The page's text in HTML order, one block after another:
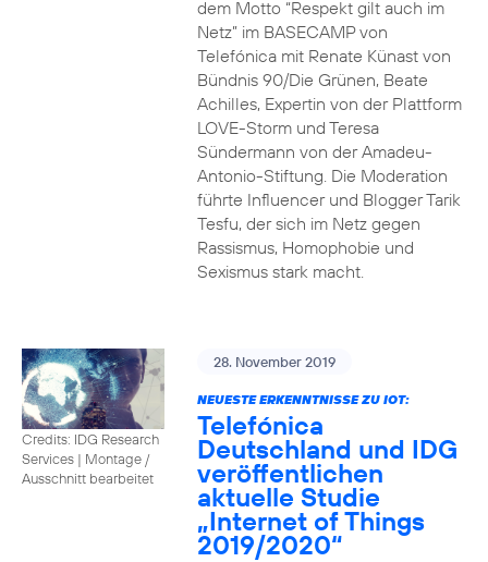
dem Motto “Respekt gilt auch im
Netz” im BASECAMP von
Telefónica mit Renate Künast von
Bündnis 90/Die Grünen, Beate
Achilles, Expertin von der Plattform
LOVE-Storm und Teresa
Sündermann von der Amadeu-
Antonio-Stiftung. Die Moderation
führte Influencer und Blogger Tarik
Tesfu, der sich im Netz gegen
Rassismus, Homophobie und
Sexismus stark macht.
Credits: IDG Research
Services | Montage /
Ausschnitt bearbeitet
28. November 2019
NEUESTE ERKENNTNISSE ZU IOT:
Telefónica
Deutschland und IDG
veröffentlichen
aktuelle Studie
„Internet of Things
2019/2020“